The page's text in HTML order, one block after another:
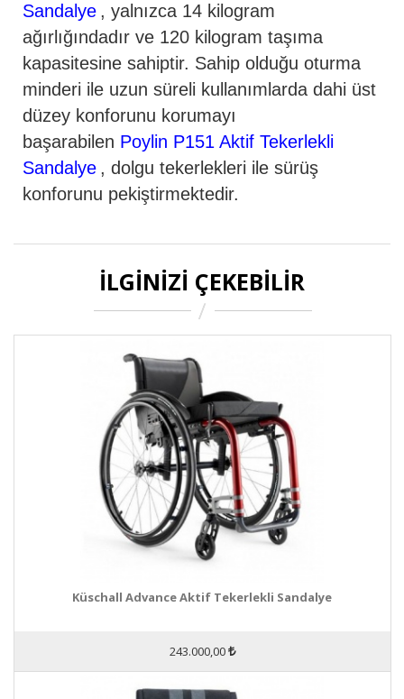
Sandalye , yalnızca 14 kilogram
ağırlığındadır ve 120 kilogram taşıma
kapasitesine sahiptir. Sahip olduğu oturma
minderi ile uzun süreli kullanımlarda dahi üst
düzey konforunu korumayı
başarabilen Poylin P151 Aktif Tekerlekli
Sandalye , dolgu tekerlekleri ile sürüş
konforunu pekiştirmektedir.
İLGINIZI ÇEKEBILIR
Küschall Advance Aktif Tekerlekli Sandalye
243.000,00